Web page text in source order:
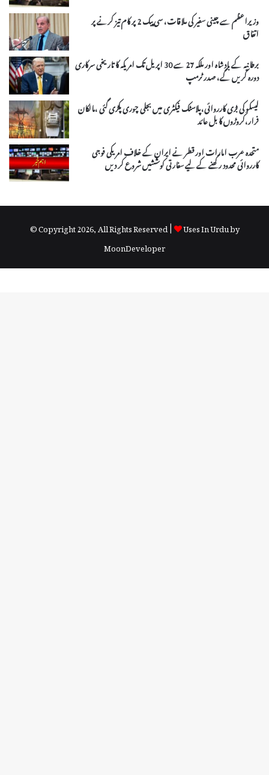
وزیراعظم سے چینی سفیر کی ملاقات، سی پیک 2 پر کام تیز کرنے پر
اتفاق
برطانیہ کے بادشاہ اور ملکہ 27 سے 30 اپریل تک امریکہ کا تاریخی سرکاری
دورہ کریں گے، صدر ٹرمپ
لیسکو کی بڑی کارروائی،پلاسٹک فیکٹری میں بجلی چوری پکڑی گئی ،مالکان
فرار،کروڑوں کا بل عائد
متحدہ عرب امارات اور قطر نے ایران کے خلاف امریکی فوجی
کارروائی محدود رکھنے کے لیے سفارتی کوششیں شروع کر دیں
© Copyright 2026, All Rights Reserved |
Uses In Urdu by
MoonDeveloper